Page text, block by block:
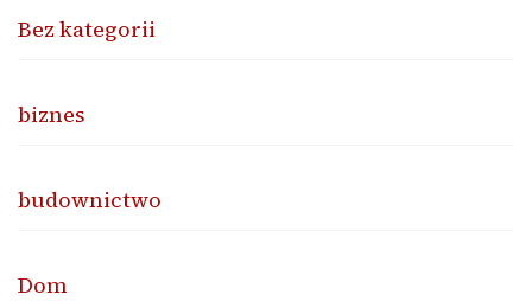
Bez kategorii
biznes
budownictwo
Dom